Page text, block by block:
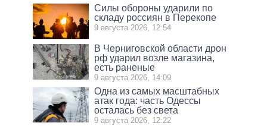
Силы обороны ударили по
складу россиян в Перекопе
9 августа 2026, 12:54
В Черниговской области дрон
рф ударил возле магазина,
есть раненые
9 августа 2026, 14:09
Одна из самых масштабных
атак года: часть Одессы
осталась без света
9 августа 2026, 12:22